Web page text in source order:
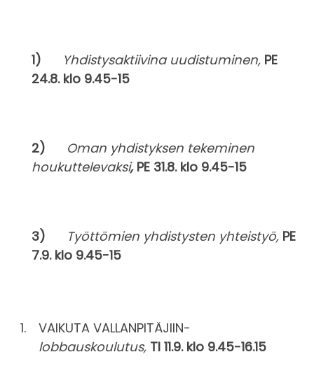
1) Yhdistysaktiivina uudistuminen, PE
24.8. klo 9.45-15
2) Oman yhdistyksen tekeminen
houkuttelevaksi,PE 31.8. klo 9.45-15
3) Työttömien yhdistysten yhteistyö, PE
7.9. klo 9.45-15
VAIKUTA VALLANPITÄJIIN-
lobbauskoulutus, TI 11.9. klo 9.45-16.15